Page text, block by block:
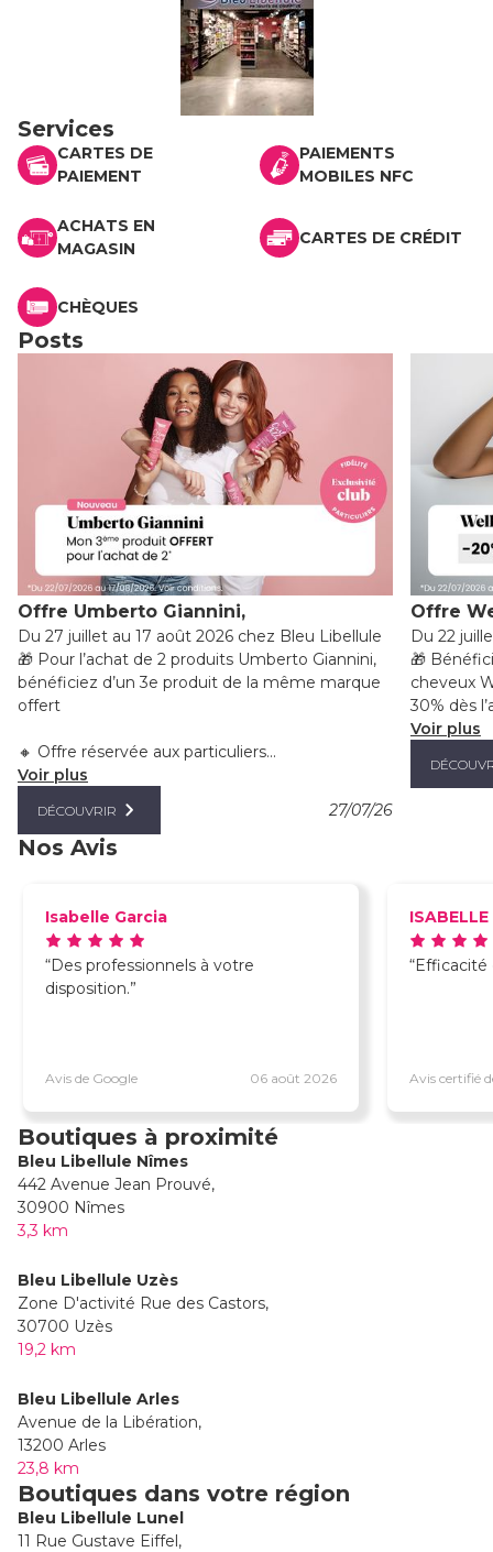
Services
CARTES DE
PAIEMENT
PAIEMENTS
MOBILES NFC
ACHATS EN
MAGASIN
CARTES DE CRÉDIT
CHÈQUES
Posts
Offre Umberto Giannini,
Du 27 juillet au 17 août 2026 chez Bleu Libellule
🎁 Pour l’achat de 2 produits Umberto Giannini,
bénéficiez d’un 3e produit de la même marque
offert
🔸 Offre réservée aux particuliers...
Voir plus
DÉCOUVRIR 27/07/26
Offre
Du 22
🎁
cheveux
30% dès
Voir plus
Nos Avis
Isabelle Garcia
Avis de Google 06 août 2026
Des professionnels à votre
disposition.
ISABELLE
Avis certifié
Boutiques à proximité
Bleu Libellule Nîmes
442 Avenue Jean Prouvé,
30900 Nîmes
3,3 km
Bleu Libellule Uzès
Zone D'activité Rue des Castors,
30700 Uzès
19,2 km
Bleu Libellule Arles
Avenue de la Libération,
13200 Arles
23,8 km
Boutiques dans votre région
Bleu Libellule Lunel
11 Rue Gustave Eiffel,